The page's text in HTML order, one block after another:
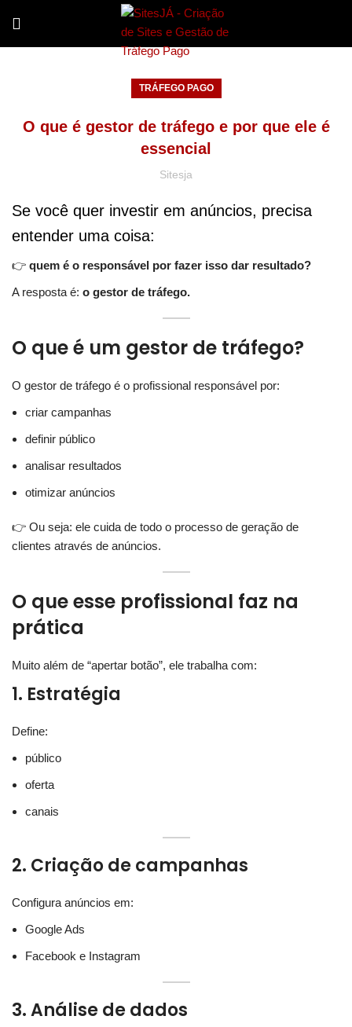
TRÁFEGO PAGO
O que é gestor de tráfego e por que ele é
essencial
Sitesja
Se você quer investir em anúncios, precisa
entender uma coisa:
👉 quem é o responsável por fazer isso dar resultado?
A resposta é: o gestor de tráfego.
O que é um gestor de tráfego?
O gestor de tráfego é o profissional responsável por:
criar campanhas
definir público
analisar resultados
otimizar anúncios
👉 Ou seja: ele cuida de todo o processo de geração de
clientes através de anúncios.
O que esse profissional faz na
prática
Muito além de “apertar botão”, ele trabalha com:
1. Estratégia
Define:
público
oferta
canais
2. Criação de campanhas
Configura anúncios em:
Google Ads
Facebook e Instagram
3. Análise de dados